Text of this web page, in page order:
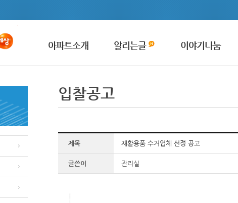
아파트소개 알리는글 이야기나눔
입찰공고
제목 재활용품 수거업체 선정 공고
글쓴이 관리실